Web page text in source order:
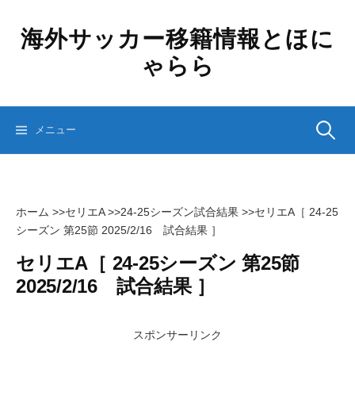
ッ
海外サッカー移籍情報とほに
ゃらら
メニュー 検
ホーム >>セリエA>>24-25シーズン試合結果 >>セリエA［ 24-25
シーズン 第25節 2025/2/16 試合結果 ］
セリエA［ 24-25シーズン 第25節
2025/2/16 試合結果 ］
スポンサーリンク